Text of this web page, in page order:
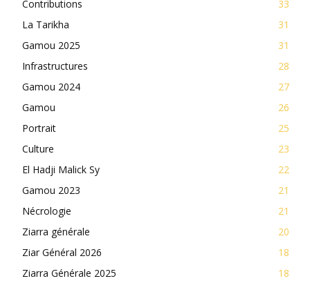
Contributions
33
La Tarikha
31
Gamou 2025
31
Infrastructures
28
Gamou 2024
27
Gamou
26
Portrait
25
Culture
23
El Hadji Malick Sy
22
Gamou 2023
21
Nécrologie
21
Ziarra générale
20
Ziar Général 2026
18
Ziarra Générale 2025
18